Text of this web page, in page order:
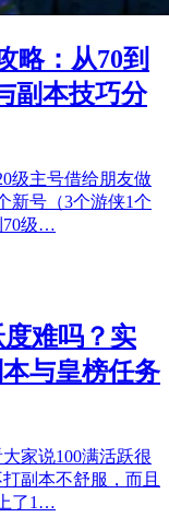
略：从70到
副本技巧分
级主号借给朋友做
新号（3个游侠1个
70级…
度难吗？实
与皇榜任务
家说100满活跃很
副本不舒服，而且
了1…